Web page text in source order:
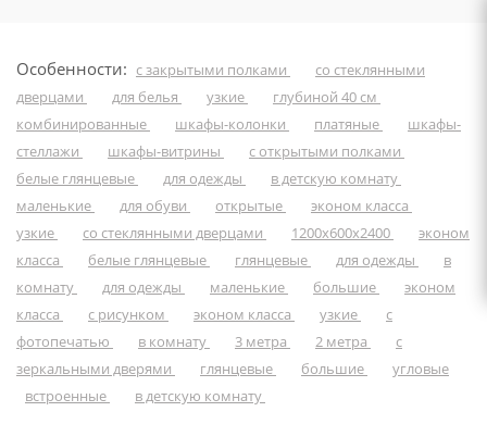
Особенности: с закрытыми полками
со стеклянными
дверцами
для белья узкие
глубиной 40 см
комбинированные
шкафы-колонки платяные
шкафы-
стеллажи
шкафы-витрины
с открытыми полками
белые глянцевые
для одежды
в детскую комнату
маленькие
для обуви открытые
эконом класса
узкие
со стеклянными дверцами 1200х600х2400
эконом
класса
белые глянцевые глянцевые для одежды
в
комнату
для одежды маленькие большие
эконом
класса
с рисунком эконом класса узкие
с
фотопечатью
в комнату 3 метра 2 метра
с
зеркальными дверями
глянцевые большие
угловые
встроенные
в детскую комнату